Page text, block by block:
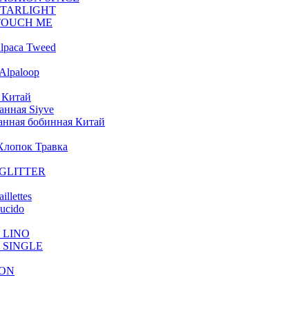
ME
Tweed
Siyve
бобинная Китай
Травка
LINO